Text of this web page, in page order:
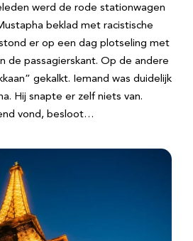
werd de rode stationwagen
beklad met racistische
er op een dag plotseling met
de passagierskant. Op de andere
gekalkt. Iemand was duidelijk
Hij snapte er zelf niets van.
vond, besloot…